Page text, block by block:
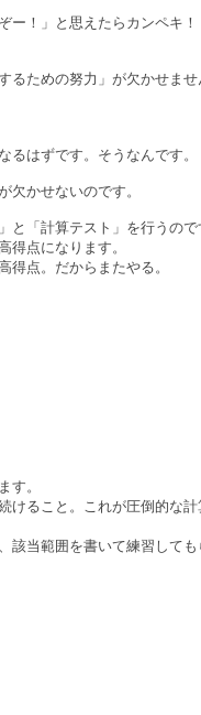
ー！」と思えたらカンペキ！
るための努力」が欠かせませ
るはずです。そうなんです。
欠かせないのです。
と「計算テスト」を行うので
得点になります。
得点。だからまたやる。
す。
けること。これが圧倒的な計
該当範囲を書いて練習して